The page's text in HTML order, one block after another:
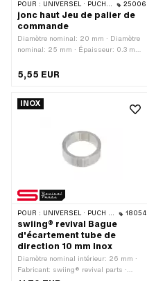
POUR : UNIVERSEL · PUCH · SACHS · PONY / CILO (BÊTA 521 & 512) · PIAGGIO · ZÜNDAPP BELMONDO · TOMOS 25006
jonc haut Jeu de palier de
commande
Diamètre nominal: 20 mm · Diamètre
nominal: 25 mm · Épaisseur: 0.3 mm ·
Fabriqué en Italie · Matériau: Acier ·
5,55 EUR
INOX
POUR : UNIVERSEL · PUCH · SACHS · PONY / CILO (BÊTA 521 & 512) · ZÜNDAPP BELMONDO 18054
swiing® revival Bague
d'écartement tube de
direction 10 mm Inox
Diamètre nominal intérieur: 26 mm ·
Fabricant: swiing® revival parts ·